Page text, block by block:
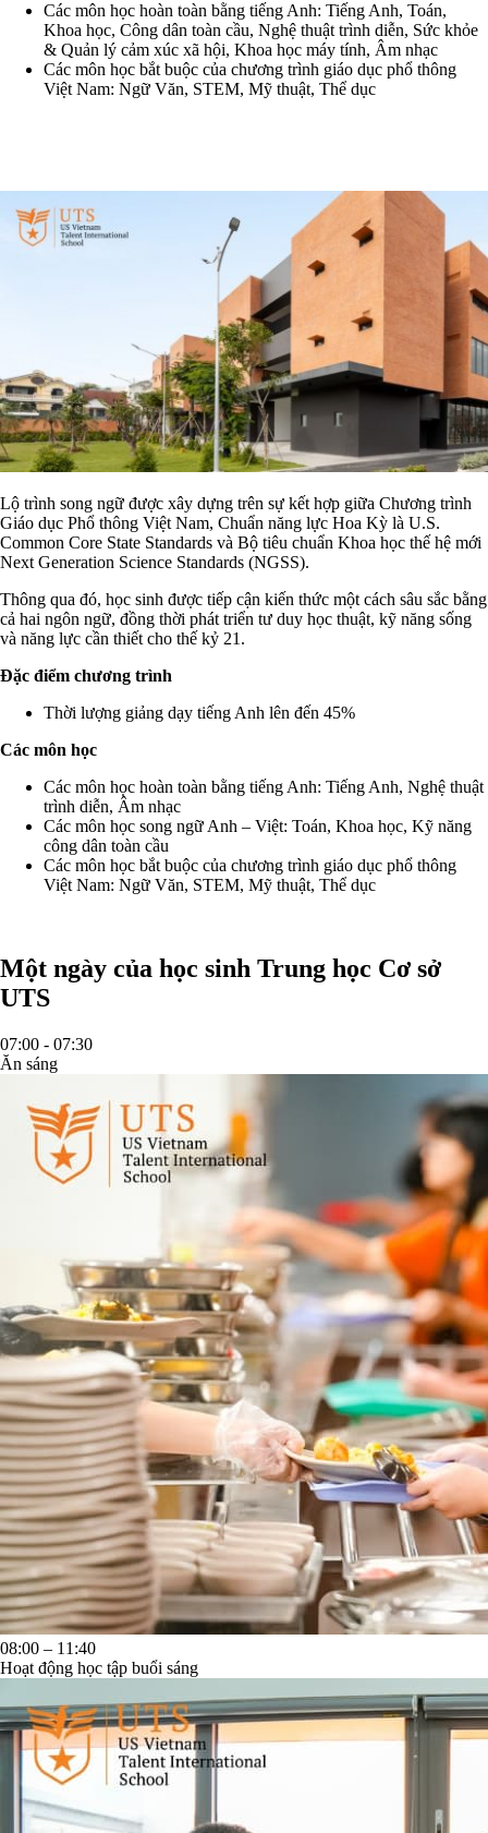
Các môn học hoàn toàn bằng tiếng Anh: Tiếng Anh, Toán,
Khoa học, Công dân toàn cầu, Nghệ thuật trình diễn, Sức khỏe
& Quản lý cảm xúc xã hội, Khoa học máy tính, Âm nhạc
Các môn học bắt buộc của chương trình giáo dục phổ thông
Việt Nam: Ngữ Văn, STEM, Mỹ thuật, Thể dục
Lộ trình song ngữ được xây dựng trên sự kết hợp giữa Chương trình
Giáo dục Phổ thông Việt Nam, Chuẩn năng lực Hoa Kỳ là U.S.
Common Core State Standards và Bộ tiêu chuẩn Khoa học thế hệ mới
Next Generation Science Standards (NGSS).
Thông qua đó, học sinh được tiếp cận kiến thức một cách sâu sắc bằng
cả hai ngôn ngữ, đồng thời phát triển tư duy học thuật, kỹ năng sống
và năng lực cần thiết cho thế kỷ 21.
Đặc điểm chương trình
Thời lượng giảng dạy tiếng Anh lên đến 45%
Các môn học
Các môn học hoàn toàn bằng tiếng Anh: Tiếng Anh, Nghệ thuật
trình diễn, Âm nhạc
Các môn học song ngữ Anh – Việt: Toán, Khoa học, Kỹ năng
công dân toàn cầu
Các môn học bắt buộc của chương trình giáo dục phổ thông
Việt Nam: Ngữ Văn, STEM, Mỹ thuật, Thể dục
Một ngày của học sinh Trung học Cơ sở
UTS
07:00 - 07:30
Ăn sáng
08:00 – 11:40
Hoạt động học tập buổi sáng